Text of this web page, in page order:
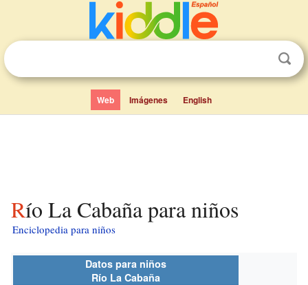
Web Imágenes English
Río La Cabaña para niños
Enciclopedia para niños
Datos para niños
Río La Cabaña